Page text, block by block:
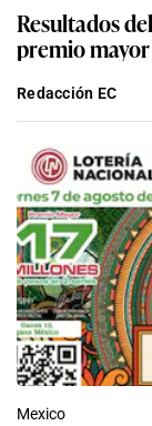
Resultados
premio
Redacción EC
Mexico